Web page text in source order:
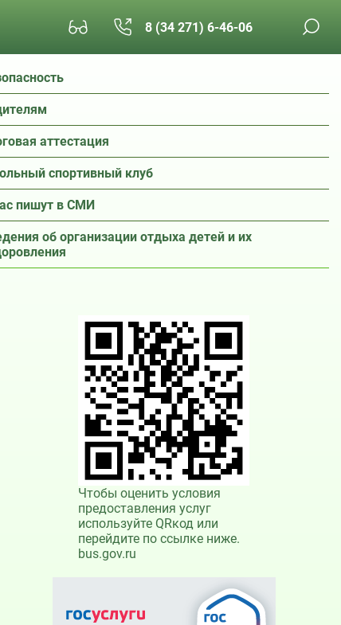
8 (34 271) 6-46-06
аттестация
спортивный клуб
пишут в СМИ
об организации отдыха детей и их
Чтобы оценить условия
предоставления услуг
используйте QRкод или
перейдите по ссылке ниже.
bus.gov.ru